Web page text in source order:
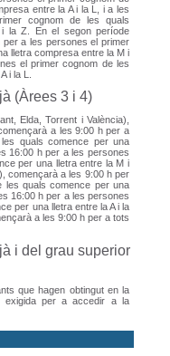
entre la A i la L, i a les
cognom de les quals
la Z. En el segon període
a les persones el primer
lletra compresa entre la M i
el primer cognom de les
i la L.
(Àrees 3 i 4)
Elda, Torrent i València),
a les 9:00 h per a
quals comence per una
16:00 h per a les persones
per una lletra entre la M i
començarà a les 9:00 h per
les quals comence per una
16:00 h per a les persones
per una lletra entre la A i la
a les 9:00 h per a tots
i del grau superior
que hagen obtingut en la
exigida per a accedir a la